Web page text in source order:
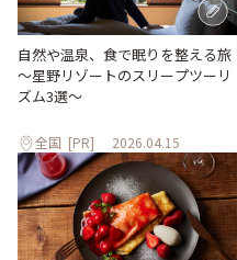
自然や温泉、食で眠りを整える旅
～星野リゾートのスリープツーリ
ズム3選～
全国 [PR] 2026.04.15